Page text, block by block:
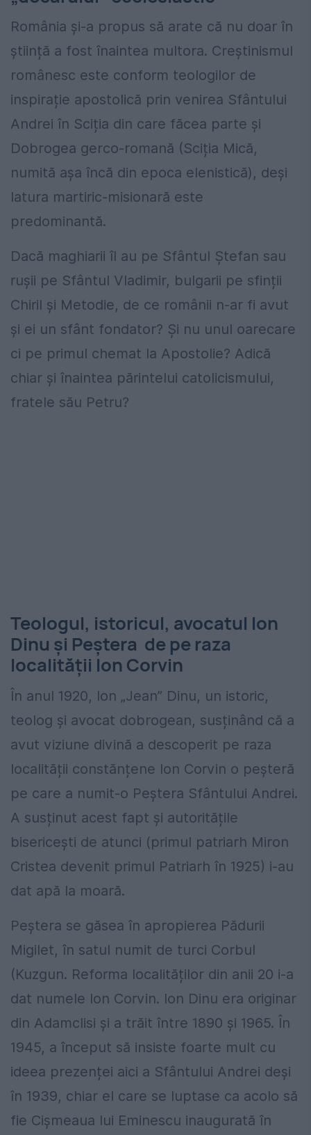
România și-a propus să arate că nu doar în
știință a fost înaintea multora. Creștinismul
românesc este conform teologilor de
inspirație apostolică prin venirea Sfântului
Andrei în Sciția din care făcea parte și
Dobrogea gerco-romană (Sciția Mică,
numită așa încă din epoca elenistică), deși
latura martiric-misionară este
predominantă.
Dacă maghiarii îl au pe Sfântul Ștefan sau
rușii pe Sfântul Vladimir, bulgarii pe sfinții
Chiril și Metodie, de ce românii n-ar fi avut
și ei un sfânt fondator? Și nu unul oarecare
ci pe primul chemat la Apostolie? Adică
chiar și înaintea părintelui catolicismului,
fratele său Petru?
Teologul, istoricul, avocatul Ion
Dinu și Peștera de pe raza
localității Ion Corvin
În anul 1920, Ion „Jean” Dinu, un istoric,
teolog și avocat dobrogean, susținând că a
avut viziune divină a descoperit pe raza
localității constănțene Ion Corvin o peșteră
pe care a numit-o Peștera Sfântului Andrei.
A susținut acest fapt și autoritățile
bisericești de atunci (primul patriarh Miron
Cristea devenit primul Patriarh în 1925) i-au
dat apă la moară.
Peștera se găsea în apropierea Pădurii
Migilet, în satul numit de turci Corbul
(Kuzgun. Reforma localităților din anii 20 i-a
dat numele Ion Corvin. Ion Dinu era originar
din Adamclisi și a trăit între 1890 și 1965. În
1945, a început să insiste foarte mult cu
ideea prezenței aici a Sfântului Andrei deși
în 1939, chiar el care se luptase ca acolo să
fie Cișmeaua lui Eminescu inaugurată în